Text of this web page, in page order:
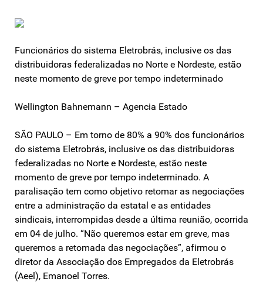
Funcionários do sistema Eletrobrás, inclusive os das
distribuidoras federalizadas no Norte e Nordeste, estão
neste momento de greve por tempo indeterminado
Wellington Bahnemann – Agencia Estado
SÃO PAULO – Em torno de 80% a 90% dos funcionários
do sistema Eletrobrás, inclusive os das distribuidoras
federalizadas no Norte e Nordeste, estão neste
momento de greve por tempo indeterminado. A
paralisação tem como objetivo retomar as negociações
entre a administração da estatal e as entidades
sindicais, interrompidas desde a última reunião, ocorrida
em 04 de julho. “Não queremos estar em greve, mas
queremos a retomada das negociações”, afirmou o
diretor da Associação dos Empregados da Eletrobrás
(Aeel), Emanoel Torres.